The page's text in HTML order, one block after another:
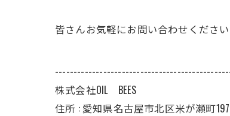
皆さんお気軽にお問い合わせください
株式会社OIL BEES
住所 : 愛知県名古屋市北区米が瀬町